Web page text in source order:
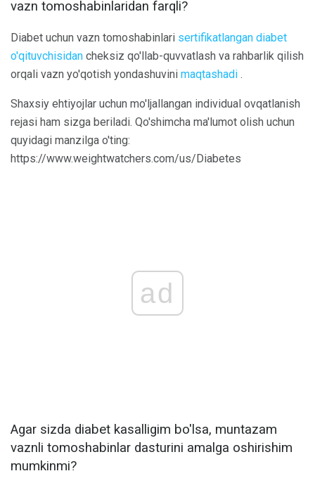
vazn tomoshabinlaridan farqli?
Diabet uchun vazn tomoshabinlari sertifikatlangan diabet
o'qituvchisidan cheksiz qo'llab-quvvatlash va rahbarlik qilish
orqali vazn yo'qotish yondashuvini maqtashadi .
Shaxsiy ehtiyojlar uchun mo'ljallangan individual ovqatlanish
rejasi ham sizga beriladi. Qo'shimcha ma'lumot olish uchun
quyidagi manzilga o'ting:
https://www.weightwatchers.com/us/Diabetes
ad
Agar sizda diabet kasalligim bo'lsa, muntazam
vaznli tomoshabinlar dasturini amalga oshirishim
mumkinmi?